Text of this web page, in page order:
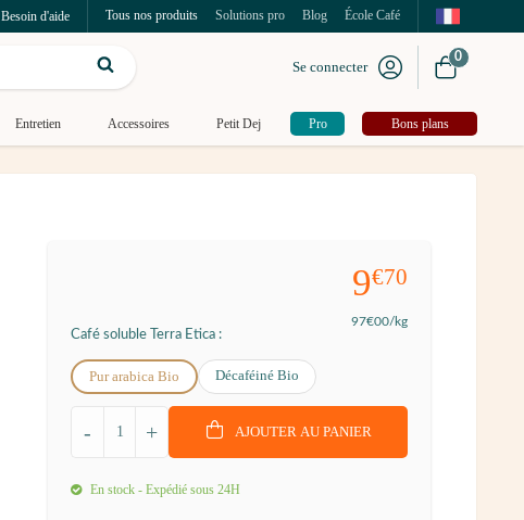
Besoin d'aide Tous nos produits Solutions pro Blog École Café
Se connecter
0
Entretien Accessoires Petit Dej Pro Bons plans
9€70
97€00/kg
Café soluble Terra Etica :
Pur arabica Bio Décaféiné Bio
+
- AJOUTER AU PANIER
En stock - Expédié sous 24H